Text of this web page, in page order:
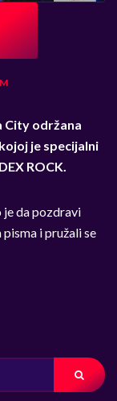
City održana
je specijalni
ROCK.
je da pozdravi
i pružali se